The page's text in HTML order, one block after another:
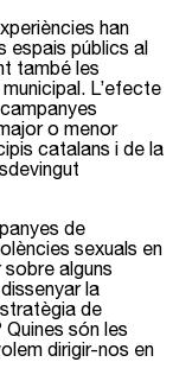
han
espais públics al
també les
L’efecte
o menor
catalans i de la
de
sexuals en
alguns
la
de
són les
dirigir-nos en